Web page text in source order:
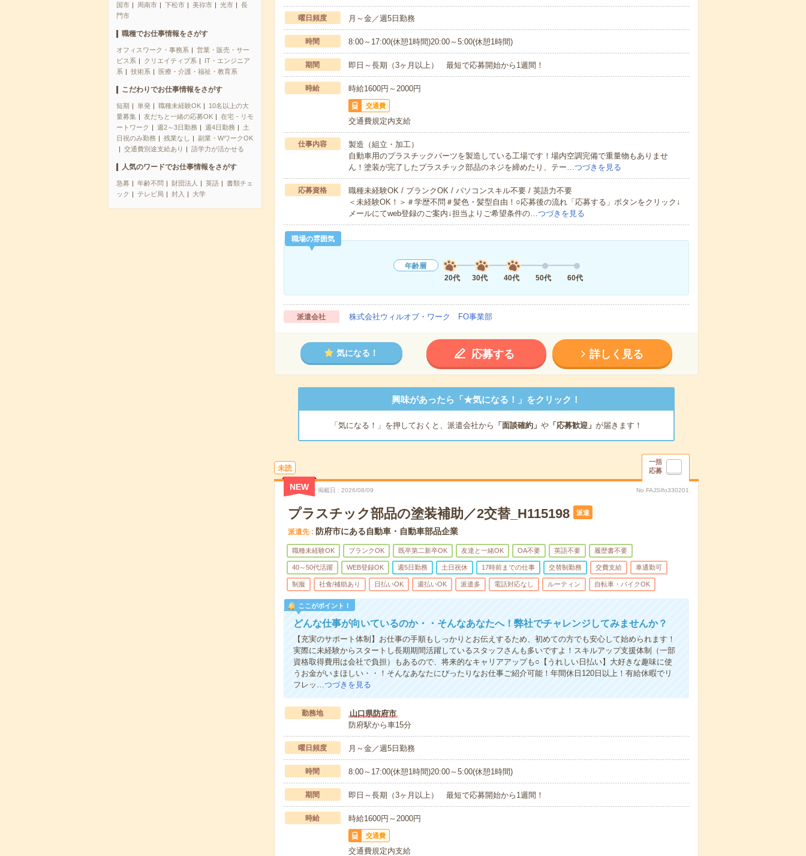
国市
周南市 下松市 美祢市 光市
長
門市
職種でお仕事情報をさがす
オフィスワーク・事務系
営業・販売・サー
ビス系
クリエイティブ系
IT・エンジニア
系
技術系 医療・介護・福祉・教育系
こだわりでお仕事情報をさがす
短期 単発 職種未経験OK
10名以上の大
量募集
友だちと一緒の応募OK
在宅・リモ
ートワーク
週2～3日勤務 週4日勤務
土
日祝のみ勤務
残業なし
副業・WワークOK
交通費別途支給あり
語学力が活かせる
人気のワードでお仕事情報をさがす
急募 年齢不問 財団法人 英語
書類チェ
ック
テレビ局 封入 大学
曜日頻度 月～金／週5日勤務
時間 8:00～17:00(休憩1時間)20:00～5:00(休憩1時間)
期間 即日～長期（3ヶ月以上） 最短で応募開始から1週間！
時給 時給1600円～2000円
交通費
交通費規定内支給
仕事内容
製造（組立・加工）
自動車用のプラスチックパーツを製造している工場です！場内空調完備で重量物もありませ
ん！塗装が完了したプラスチック部品のネジを締めたり、テー…つづきを見る
応募資格
職種未経験OK / ブランクOK / パソコンスキル不要 / 英語力不要
＜未経験OK！＞＃学歴不問＃髪色・髪型自由！○応募後の流れ「応募する」ボタンをクリック↓
メールにてweb登録のご案内↓担当よりご希望条件の…つづきを見る
職場の雰囲気
年齢層
20代
30代 40代 50代 60代
派遣会社 株式会社ウィルオブ・ワーク FO事業部
気になる！ 応募する 詳しく見る
興味があったら「★気になる！」をクリック！
「気になる！」を押しておくと、派遣会社から 「面談確約」 や「応募歓迎」 が届きます！
未読
一括
応募
NEW 掲載日 2026/08/09 No.FAJSIfo330201
プラスチック部品の塗装補助／2交替_H115198 派遣
派遣先 防府市にある自動車・自動車部品企業
職種未経験OK ブランクOK 既卒第二新卒OK 友達と一緒OK OA不要 英語不要 履歴書不要
40～50代活躍 WEB登録OK 週5日勤務 土日祝休 17時前までの仕事 交替制勤務 交費支給 車通勤可
制服 社食/補助あり 日払いOK 週払いOK 派遣多 電話対応なし ルーティン 自転車・バイクOK
ここがポイント！
どんな仕事が向いているのか・・そんなあなたへ！弊社でチャレンジしてみませんか？
【充実のサポート体制】お仕事の手順もしっかりとお伝えするため、初めての方でも安心して始められます！
実際に未経験からスタートし長期期間活躍しているスタッフさんも多いですよ！スキルアップ支援体制（一部
資格取得費用は会社で負担）もあるので、将来的なキャリアアップも○【うれしい日払い】大好きな趣味に使
うお金がいまほしい・・！そんなあなたにぴったりなお仕事ご紹介可能！年間休日120日以上！有給休暇でリ
フレッ… つづきを見る
勤務地
山口県防府市
防府駅から車15分
曜日頻度 月～金／週5日勤務
時間 8:00～17:00(休憩1時間)20:00～5:00(休憩1時間)
期間 即日～長期（3ヶ月以上） 最短で応募開始から1週間！
時給 時給1600円～2000円
交通費
交通費規定内支給